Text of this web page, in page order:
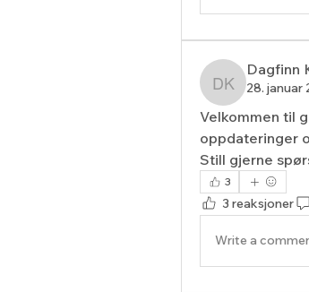
Dagfinn
Dagfinn
28. januar
Velkommen til
oppdateringer
Still gjerne
3
3 reaksjoner
Write a